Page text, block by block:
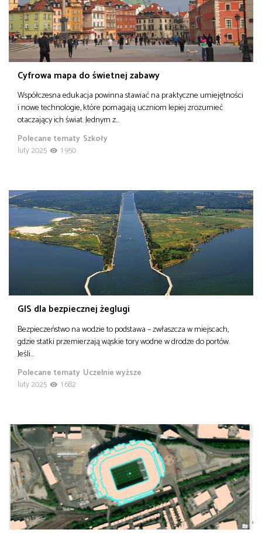
Cyfrowa mapa do świetnej zabawy
Współczesna edukacja powinna stawiać na praktyczne umiejętności
i nowe technologie, które pomagają uczniom lepiej zrozumieć
otaczający ich świat. Jednym z…
Polecane tematy Szkoły
luty 2025
1 950
GIS dla bezpiecznej żeglugi
Bezpieczeństwo na wodzie to podstawa – zwłaszcza w miejscach,
gdzie statki przemierzają wąskie tory wodne w drodze do portów.
Jeśli…
Polecane tematy Uczelnie wyższe
luty 2025
1 682